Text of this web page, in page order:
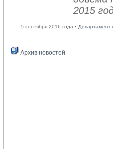
2015
5 сентября 2016 года • Департамент
Архив новостей